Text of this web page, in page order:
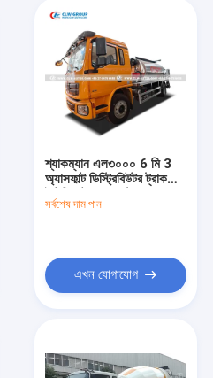
শ্যাকম্যান এল৩০০০ 6 মি 3
অ্যাসফাল্ট ডিস্ট্রিবিউটর ট্রাক
4.5 মি স্প্রে প্রস্থ সহ
সর্বশেষ দাম পান
এখন যোগাযোগ